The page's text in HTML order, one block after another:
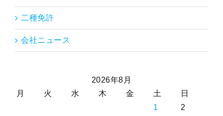
二種免許
会社ニュース
2026年8月
月
火 水 木 金 土
日
1
2